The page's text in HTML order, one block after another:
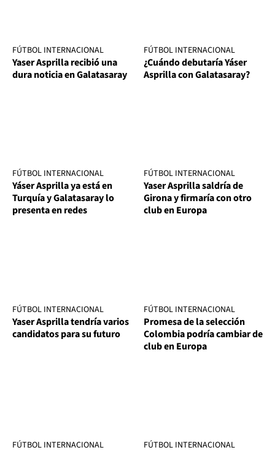
FÚTBOL INTERNACIONAL
Yaser Asprilla recibió una
dura noticia en Galatasaray
FÚTBOL INTERNACIONAL
¿Cuándo debutaría Yáser
Asprilla con Galatasaray?
FÚTBOL INTERNACIONAL
Yáser Asprilla ya está en
Turquía y Galatasaray lo
presenta en redes
FÚTBOL INTERNACIONAL
Yaser Asprilla saldría de
Girona y firmaría con otro
club en Europa
FÚTBOL INTERNACIONAL
Yaser Asprilla tendría varios
candidatos para su futuro
FÚTBOL INTERNACIONAL
Promesa de la selección
Colombia podría cambiar de
club en Europa
FÚTBOL INTERNACIONAL FÚTBOL INTERNACIONAL